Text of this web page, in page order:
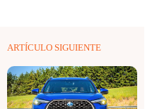
ARTÍCULO SIGUIENTE